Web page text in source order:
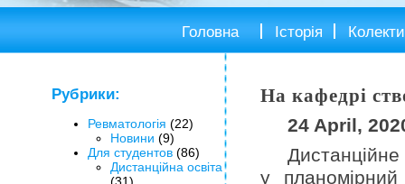
Головна Історія
Рубрики:
Ревматологія (22)
Новини (9)
Для студентов (86)
Дистанційна освіта
На кафедрі
24 April,
у